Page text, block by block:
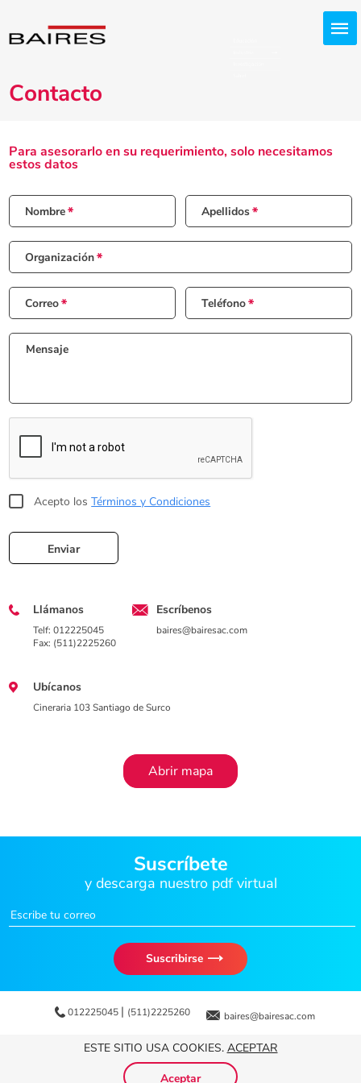
ESTE SITIO USA COOKIES. ACEPTAR
Aceptar
Contacto
Para asesorarlo en su requerimiento, solo necesitamos
estos datos
Nombre Apellidos
Organización
Correo Teléfono
Acepto losTérminos y Condiciones
Enviar
Llámanos
Telf: 012225045
Fax: (511)2225260
Escríbenos
baires@bairesac.com
Ubícanos
Cineraria 103 Santiago de Surco
Abrir mapa
Suscríbete
y descarga nuestro pdf virtual
Suscribirse
012225045 | (511)2225260 baires@bairesac.com
Políticas de Cookies Términos y condiciones
BAIRES Todos los derechos reservados